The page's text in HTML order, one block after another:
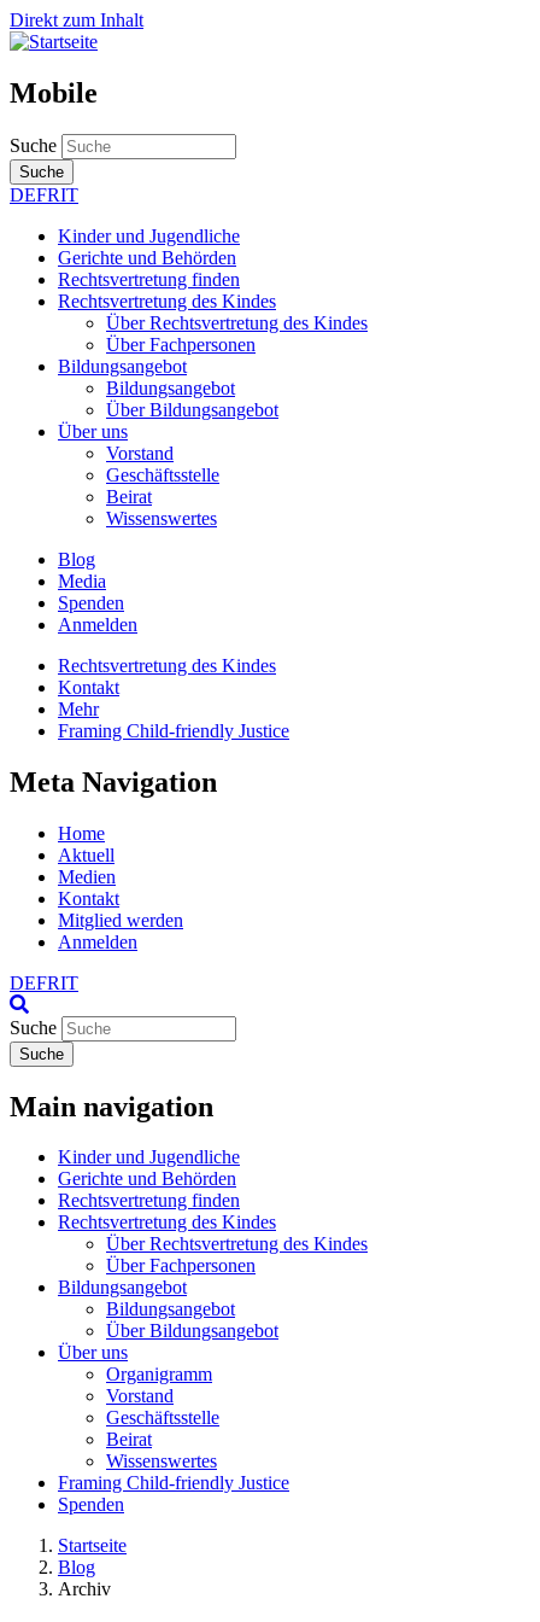
Direkt zum Inhalt
Mobile
Suche
Suche
DEFRIT
Kinder und Jugendliche
Gerichte und Behörden
Rechtsvertretung finden
Rechtsvertretung des Kindes
Über Rechtsvertretung des Kindes
Über Fachpersonen
Bildungsangebot
Bildungsangebot
Über Bildungsangebot
Über uns
Vorstand
Geschäftsstelle
Beirat
Wissenswertes
Blog
Media
Spenden
Anmelden
Rechtsvertretung des Kindes
Kontakt
Mehr
Framing Child-friendly Justice
Meta Navigation
Home
Aktuell
Medien
Kontakt
Mitglied werden
Anmelden
DEFRIT
Suche
Suche
Main navigation
Kinder und Jugendliche
Gerichte und Behörden
Rechtsvertretung finden
Rechtsvertretung des Kindes
Über Rechtsvertretung des Kindes
Über Fachpersonen
Bildungsangebot
Bildungsangebot
Über Bildungsangebot
Über uns
Organigramm
Vorstand
Geschäftsstelle
Beirat
Wissenswertes
Framing Child-friendly Justice
Spenden
Startseite
Blog
Archiv